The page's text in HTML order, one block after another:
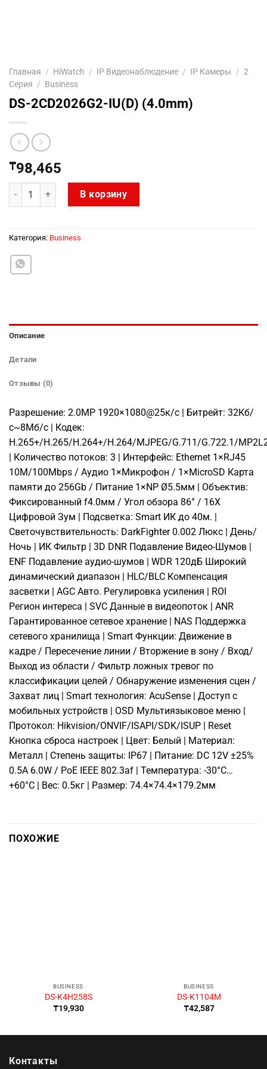
Главная / HiWatch / IP Видеонаблюдение / IP Камеры / 2
Серия / Business
DS-2CD2026G2-IU(D) (4.0mm)
₸98,465
Количество товара DS-2CD2026G2-IU(D) (4.0mm)
В корзину
Категория: Business
Описание
Детали
Отзывы (0)
Разрешение: 2.0МР 1920×1080@25к/с | Битрейт: 32Кб/
с~8Мб/с | Кодек:
H.265+/H.265/H.264+/H.264/MJPEG/G.711/G.722.1/
| Количество потоков: 3 | Интерфейс: Ethernet 1×RJ45
10M/100Mbps / Аудио 1×Микрофон / 1×MicroSD Карта
памяти до 256Gb / Питание 1×NP Ø5.5мм | Объектив:
Фиксированный f4.0мм / Угол обзора 86° / 16X
Цифровой Зум | Подсветка: Smart ИК до 40м. |
Светочувствительность: DarkFighter 0.002 Люкс | День/
Ночь | ИК Фильтр | 3D DNR Подавление Видео-Шумов |
ENF Подавление аудио-шумов | WDR 120дБ Широкий
динамический диапазон | HLC/BLC Компенсация
засветки | AGC Авто. Регулировка усиления | ROI
Регион интереса | SVC Данные в видеопоток | ANR
Гарантированное сетевое хранение | NAS Поддержка
сетевого хранилища | Smart Функции: Движение в
кадре / Пересечение линии / Вторжение в зону / Вход/
Выход из области / Фильтр ложных тревог по
классификации целей / Обнаружение изменения сцен /
Захват лиц | Smart технология: AcuSense | Доступ с
мобильных устройств | OSD Мультиязыковое меню |
Протокол: Hikvision/ONVIF/ISAPI/SDK/ISUP | Reset
Кнопка сброса настроек | Цвет: Белый | Материал:
Металл | Степень защиты: IP67 | Питание: DC 12V ±25%
0.5A 6.0W / PoE IEEE 802.3af | Температура: -30°C…
+60°C | Вес: 0.5кг | Размер: 74.4×74.4×179.2мм
ПОХОЖИЕ
BUSINESS
DS-K4H258S
₸19,930
BUSINESS
DS-K1104M
₸42,587
Контакты